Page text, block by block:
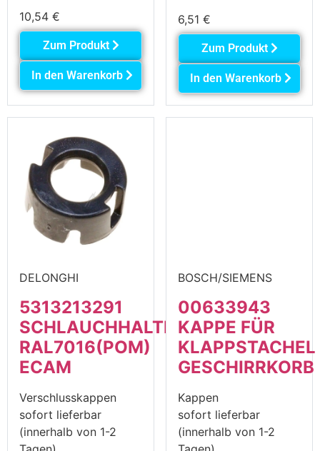
10,54 €
Zum Produkt
In den Warenkorb
6,51 €
Zum Produkt
In den Warenkorb
DELONGHI
5313213291
SCHLAUCHHALTERABDECKUNG
RAL7016(POM)
ECAM
Verschlusskappen
sofort lieferbar
(innerhalb von 1-2
BOSCH/SIEMENS
00633943
KAPPE FÜR
KLAPPSTACHEL
GESCHIRRKORB
Kappen
sofort lieferbar
(innerhalb von 1-2